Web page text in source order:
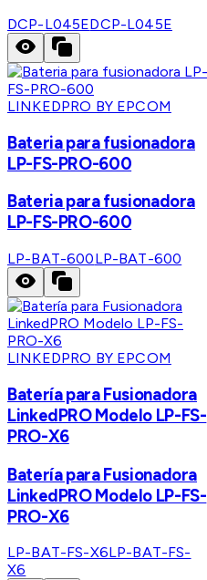
DCP-L045EDCP-L045E
LINKEDPRO BY EPCOM
Bateria para fusionadora
LP-FS-PRO-600
Bateria para fusionadora
LP-FS-PRO-600
LP-BAT-600LP-BAT-600
LINKEDPRO BY EPCOM
Batería para Fusionadora
LinkedPRO Modelo LP-FS-
PRO-X6
Batería para Fusionadora
LinkedPRO Modelo LP-FS-
PRO-X6
LP-BAT-FS-X6LP-BAT-FS-
X6